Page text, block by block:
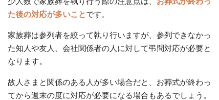
た後の対応が多いことです。
家族葬は参列者を絞って執り行いますが、参列できなかっ
た知人や友人、会社関係者の人に対して弔問対応が必要と
なります。
故人さまと関係のある人が多い場合だと、お葬式が終わっ
てから週末の度に対応が必要になる場合もあるでしょう。